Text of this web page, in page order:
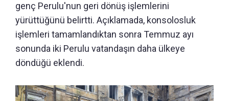
genç Perulu'nun geri dönüş işlemlerini
yürüttüğünü belirtti. Açıklamada, konsolosluk
işlemleri tamamlandıktan sonra Temmuz ayı
sonunda iki Perulu vatandaşın daha ülkeye
döndüğü eklendi.